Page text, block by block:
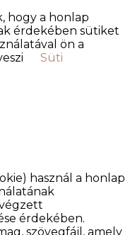
hogy a honlap
érdekében sütiket
ön a
Süti
használ a honlap
érdekében.
szövegfájl, amely